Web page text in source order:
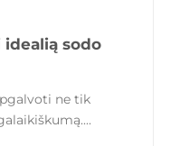
sodo
ne tik